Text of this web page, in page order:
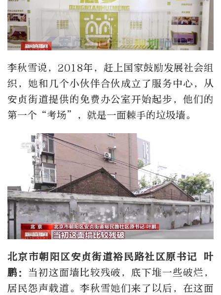
李秋雪说，2018年，赶上国家鼓励发展社会组
织，她和几个小伙伴合伙成立了服务中心，从
安贞街道提供的免费办公室开始起步，他们的
第一个“考场”，就是一面棘手的垃圾墙。
北京市朝阳区安贞街道裕民路社区原书记 叶
鹏： 当初这面墙比较残破，底下堆一些破烂，
居民怨声载道。李秋雪她们来了以后，在这面